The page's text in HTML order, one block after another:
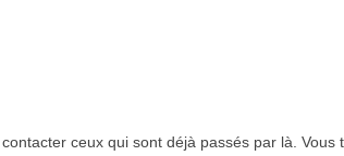
ceux qui sont déjà passés par là. Vous